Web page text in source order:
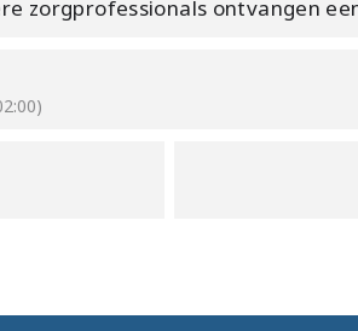
zorgprofessionals ontvangen